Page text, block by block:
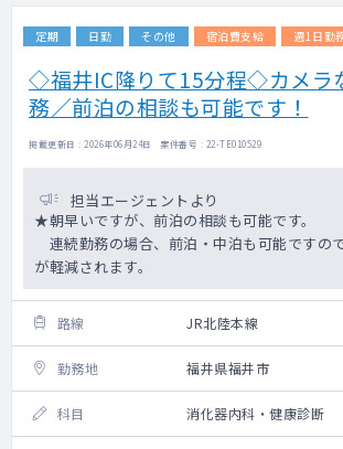
定期 日勤 その他 宿泊費支給 週1日勤
◇福井IC降りて15分程◇カメラ
務／前泊の相談も可能です！
掲載更新日 : 2026年06月24日 案件番号 : 22-TE010529
担当エージェントより
★朝早いですが、前泊の相談も可能です。
連続勤務の場合、前泊・中泊も可能ですの
が軽減されます。
路線 JR北陸本線
勤務地 福井県福井市
科目 消化器内科・健康診断